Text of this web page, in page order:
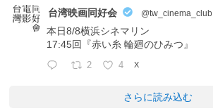
台湾映画同好会 @tw_cinema_club
本日8/8横浜シネマリン
17:45回『赤い糸 輪廻のひみつ』
2 4 X
さらに読み込む